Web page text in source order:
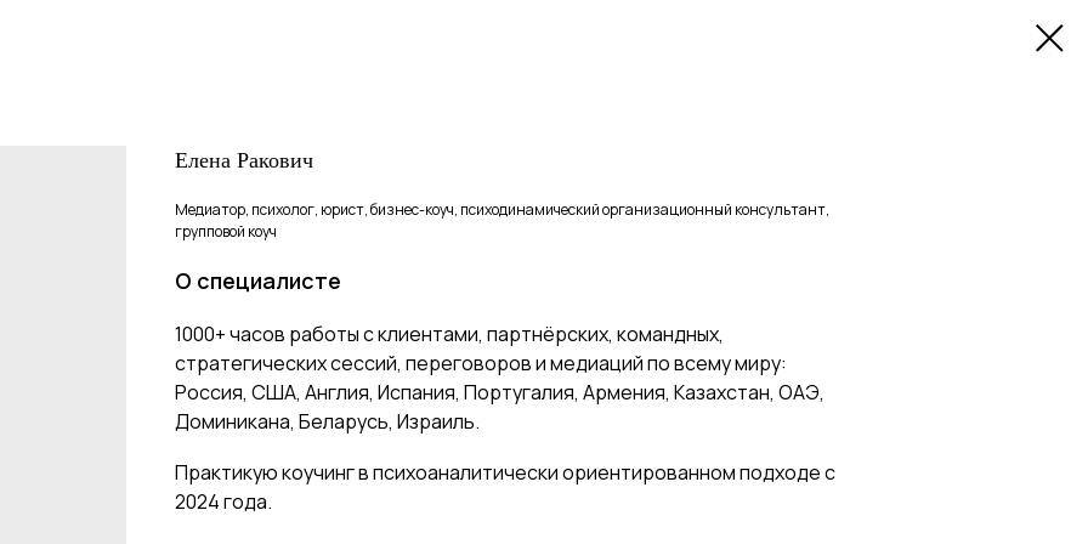
Елена Ракович
Медиатор, психолог, юрист, бизнес-коуч, психодинамический организационный консультант,
групповой коуч
О специалисте
1000+ часов работы с клиентами, партнёрских, командных,
стратегических сессий, переговоров и медиаций по всему миру:
Россия, США, Англия, Испания, Португалия, Армения, Казахстан, ОАЭ,
Доминикана, Беларусь, Израиль.
Практикую коучинг в психоаналитически ориентированном подходе с
2024 года.